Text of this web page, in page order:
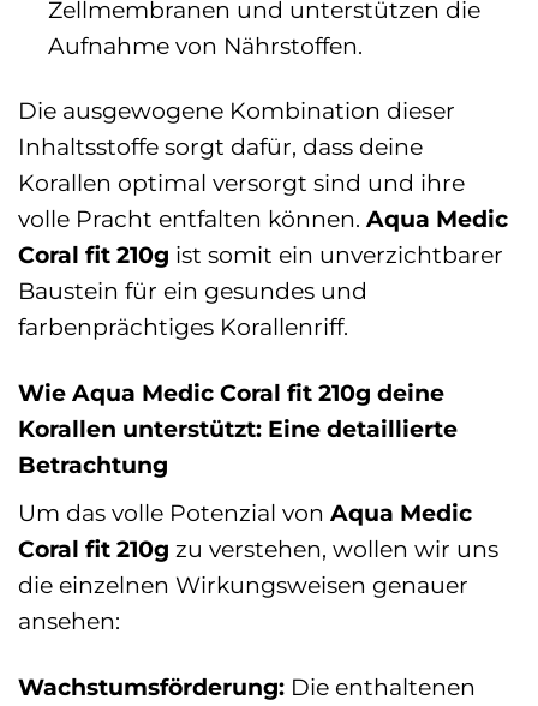
Zellmembranen und unterstützen die
Aufnahme von Nährstoffen.
Die ausgewogene Kombination dieser
Inhaltsstoffe sorgt dafür, dass deine
Korallen optimal versorgt sind und ihre
volle Pracht entfalten können. Aqua Medic
Coral fit 210g ist somit ein unverzichtbarer
Baustein für ein gesundes und
farbenprächtiges Korallenriff.
Wie Aqua Medic Coral fit 210g deine
Korallen unterstützt: Eine detaillierte
Betrachtung
Um das volle Potenzial von Aqua Medic
Coral fit 210g zu verstehen, wollen wir uns
die einzelnen Wirkungsweisen genauer
ansehen:
Wachstumsförderung: Die enthaltenen